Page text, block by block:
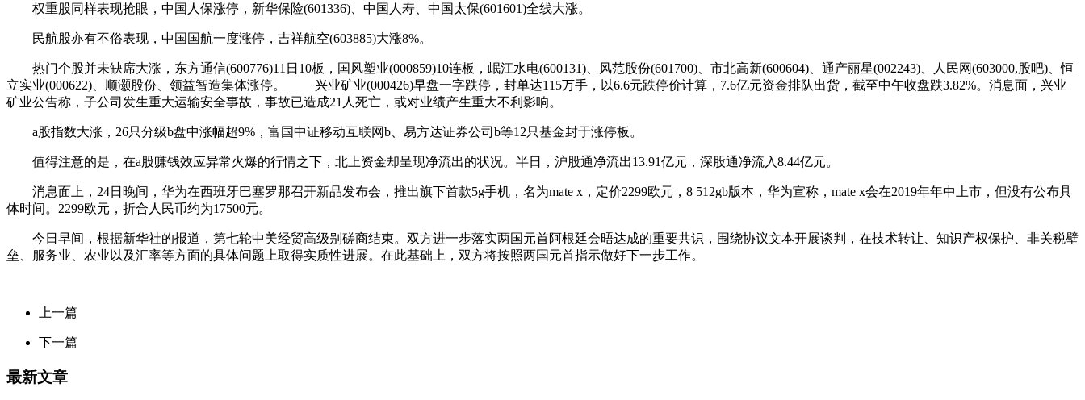
权重股同样表现抢眼，中国人保涨停，新华保险(601336)、中国人寿、中国太保(601601)全线大涨。
民航股亦有不俗表现，中国国航一度涨停，吉祥航空(603885)大涨8%。
热门个股并未缺席大涨，东方通信(600776)11日10板，国风塑业(000859)10连板，岷江水电(600131)、风范股份(601700)、市北高新(600604)、通产丽星(002243)、人民网(603000,股吧)、恒
立实业(000622)、顺灏股份、领益智造集体涨停。 兴业矿业(000426)早盘一字跌停，封单达115万手，以6.6元跌停价计算，7.6亿元资金排队出货，截至中午收盘跌3.82%。消息面，兴业
矿业公告称，子公司发生重大运输安全事故，事故已造成21人死亡，或对业绩产生重大不利影响。
a股指数大涨，26只分级b盘中涨幅超9%，富国中证移动互联网b、易方达证券公司b等12只基金封于涨停板。
值得注意的是，在a股赚钱效应异常火爆的行情之下，北上资金却呈现净流出的状况。半日，沪股通净流出13.91亿元，深股通净流入8.44亿元。
消息面上，24日晚间，华为在西班牙巴塞罗那召开新品发布会，推出旗下首款5g手机，名为mate x，定价2299欧元，8 512gb版本，华为宣称，mate x会在2019年年中上市，但没有公布具
体时间。2299欧元，折合人民币约为17500元。
今日早间，根据新华社的报道，第七轮中美经贸高级别磋商结束。双方进一步落实两国元首阿根廷会晤达成的重要共识，围绕协议文本开展谈判，在技术转让、知识产权保护、非关税壁
垒、服务业、农业以及汇率等方面的具体问题上取得实质性进展。在此基础上，双方将按照两国元首指示做好下一步工作。
上一篇
下一篇
最新文章